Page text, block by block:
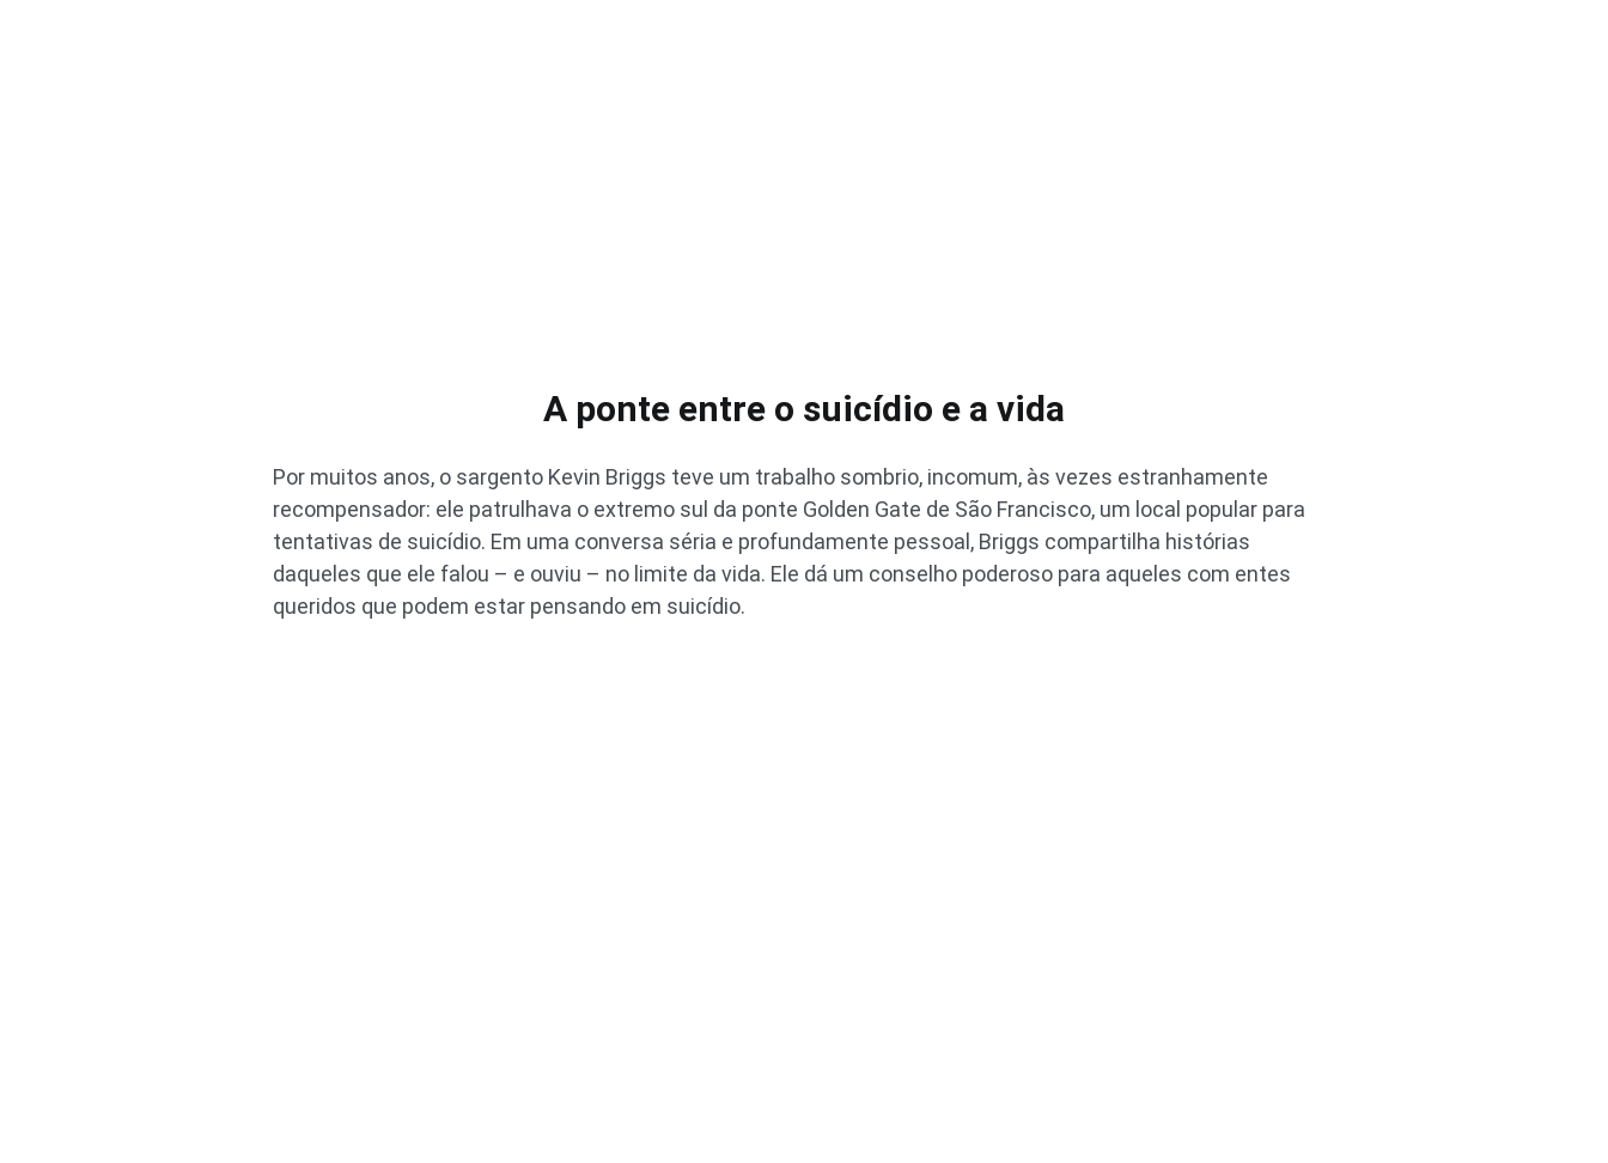
A ponte entre o suicídio e a vida
Por muitos anos, o sargento Kevin Briggs teve um trabalho sombrio, incomum, às vezes estranhamente
recompensador: ele patrulhava o extremo sul da ponte Golden Gate de São Francisco, um local popular para
tentativas de suicídio. Em uma conversa séria e profundamente pessoal, Briggs compartilha histórias
daqueles que ele falou – e ouviu – no limite da vida. Ele dá um conselho poderoso para aqueles com entes
queridos que podem estar pensando em suicídio.